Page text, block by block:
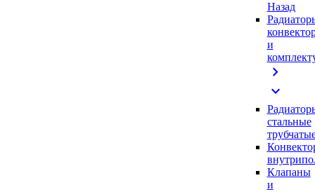
Назад
и
chevron_right
expand_more
стальные
Клапаны
и